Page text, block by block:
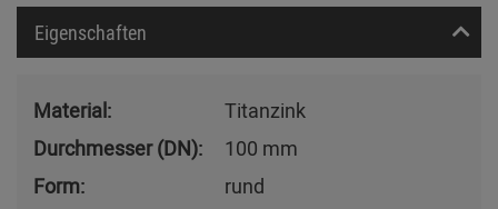
Eigenschaften
Material:
Titanzink
Durchmesser (DN):
100 mm
Form:
rund